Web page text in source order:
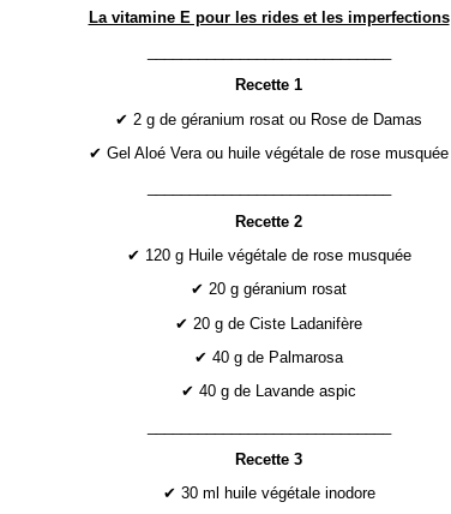
La vitamine E pour les rides et les imperfections
Recette 1
✔ 2 g de géranium rosat ou Rose de Damas
✔ Gel Aloé Vera ou huile végétale de rose musquée
Recette 2
✔ 120 g Huile végétale de rose musquée
✔ 20 g géranium rosat
✔ 20 g de Ciste Ladanifère
✔ 40 g de Palmarosa
✔ 40 g de Lavande aspic
Recette 3
✔ 30 ml huile végétale inodore